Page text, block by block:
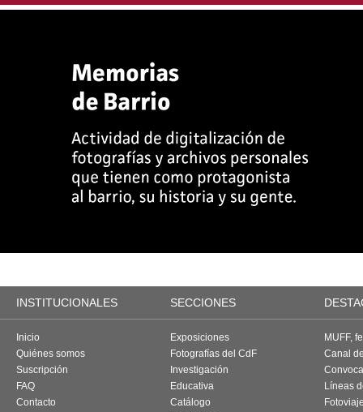
INSTITUCIONALES SECCIONES
Inicio
Quiénes somos
Suscripción
FAQ
Contacto
Exposiciones
Fotografías del CdF
Investigación
Educativa
Catálogo
MUFF,
Canal
Líneas